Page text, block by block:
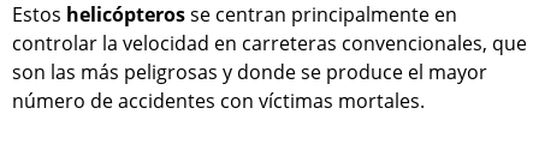
Estos helicópterosse centran principalmente en
controlar la velocidad en carreteras convencionales, que
son las más peligrosas y donde se produce el mayor
número de accidentes con víctimas mortales.